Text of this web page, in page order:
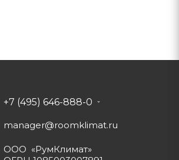
+7 (495) 646-888-0
manager@roomklimat.ru
ООО «РумКлимат»